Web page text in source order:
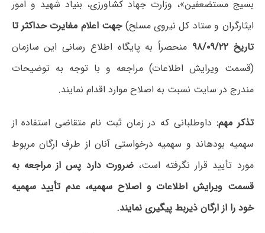
بسیج مستضعفین»، وزارت جهاد کشاورزی، بنیاد شهید و امور
ایثارگران و ستاد کل نیروی مسلح)جهت اعلام مغایرت حداکثر تا
تاریخ ۹۸/۰۹/۲۲
منحصراً به پایگاه اطلاع رسانی این سازمان
(قسمت ویرایش اطلاعات) مراجعه و با توجه به توضیحات
مندرج در سایت نسبت به اصلاح موارد اقدام نمایند.
تذکر مهم: داوطلبانی که در زمان ثبت نام متقاضی استفاده از
سهمیه بوده­اند و سهمیه درخواستی آنان از طرف ارگان مربوط
مورد تأیید قرار نگرفته است، ضرورت دارد پس از مراجعه به
قسمت ویرایش اطلاعات و اصلاح سهمیه، عدم تأیید سهمیه
خود را از ارگان ذیربط پیگیری نمایند.